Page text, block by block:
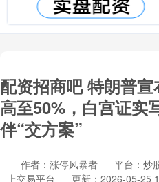
配资招商吧 特朗普
高至50%，白宫证实
伴“交方案”
作者：涨停风暴者
平台：炒
上交易平台
更新：2026-05-25